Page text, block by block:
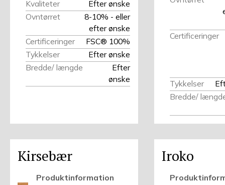
Kvaliteter
Efter ønske
Ovntørret
8-10% - eller
efter ønske
Certificeringer
FSC® 100%
Tykkelser
Efter ønske
Bredde/ længde
Efter
ønske
Certificeringer
Tykkelser
Bredde/
Kirsebær
Produktinformation
Iroko